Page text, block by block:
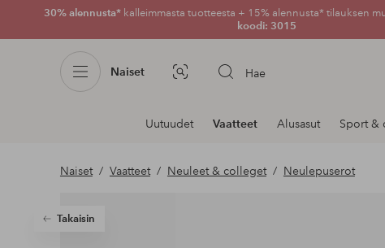
30% alennusta* kalleimmasta tuotteesta + 15% alennusta* tilauksen
koodi: 3015
Naiset Kuvahaku Hae
Navigointi
osastoilla
Uutuudet Vaatteet Alusasut Sport &
Naiset Vaatteet Neuleet & colleget Neulepuserot
Takaisin